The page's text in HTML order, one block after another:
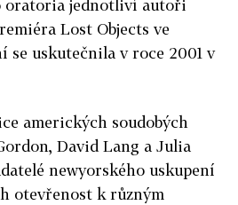
oratoria jednotliví autoři
Lost Objects ve
se uskutečnila v roce 2001 v
amerických soudobých
David Lang a Julia
newyorského uskupení
otevřenost k různým